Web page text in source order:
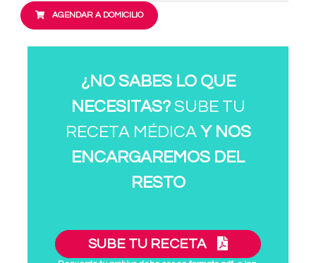
AGENDAR A DOMICILIO
¿NO SABES LO QUE
NECESITAS?SUBE TU
RECETA MÉDICA Y NOS
ENCARGAREMOS DEL
RESTO
SUBE TU RECETA